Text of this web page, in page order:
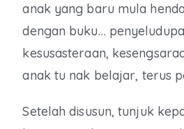
anak yang baru mula
dengan buku…
kesusasteraan,
anak tu nak belajar, terus
Setelah disusun, tunjuk